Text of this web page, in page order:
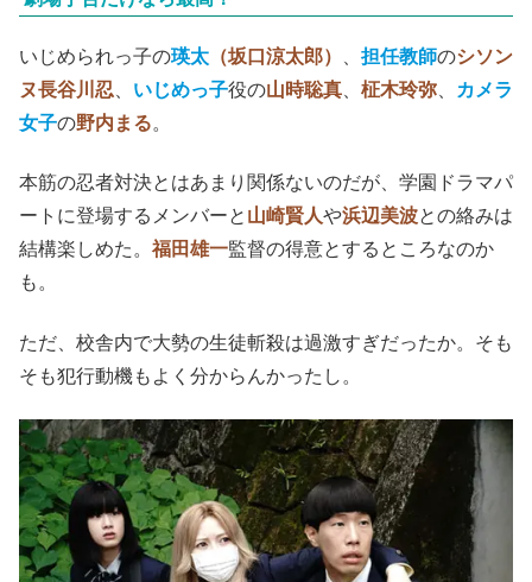
いじめられっ子の瑛太 （坂口涼太郎） 担任教師のシソン
ヌ長谷川忍
いじめっ子役の山時聡真 柾木玲弥
カメラ
女子の野内まる。
本筋の忍者対決とはあまり関係ないのだが、学園ドラマパ
ートに登場するメンバーと 山崎賢人や浜辺美波との絡みは
結構楽しめた。 福田雄一監督の得意とするところなのか
も。
ただ、校舎内で大勢の生徒斬殺は過激すぎだったか。そも
そも犯行動機もよく分からんかったし。